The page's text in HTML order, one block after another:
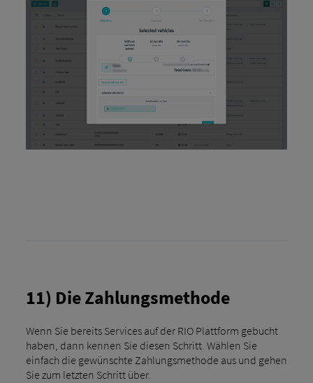
11) Die Zahlungsmethode
Wenn Sie bereits Services auf der RIO Plattform gebucht
haben, dann kennen Sie diesen Schritt. Wählen Sie
einfach die gewünschte Zahlungsmethode aus und gehen
Sie zum letzten Schritt über.